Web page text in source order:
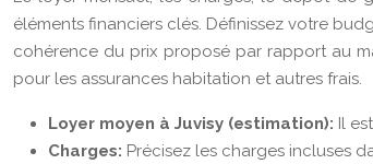
éléments financiers clés. Définissez votre
cohérence du prix proposé par rapport au
pour les assurances habitation et autres frais.
Loyer moyen à Juvisy (estimation): Il
Charges: Précisez les charges incluses